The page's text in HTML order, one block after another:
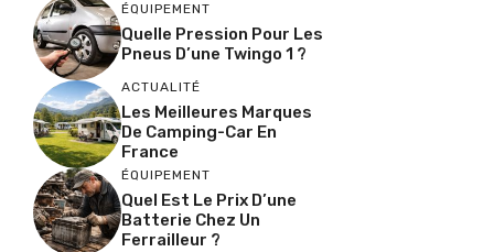
ÉQUIPEMENT
Quelle Pression Pour Les
Pneus D’une Twingo 1 ?
ACTUALITÉ
Les Meilleures Marques
De Camping-Car En
France
ÉQUIPEMENT
Quel Est Le Prix D’une
Batterie Chez Un
Ferrailleur ?